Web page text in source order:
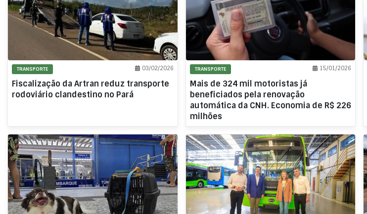
03/02/2026
TRANSPORTE
Fiscalização da Artran reduz transporte
rodoviário clandestino no Pará
15/01/2026
TRANSPORTE
Mais de 324 mil motoristas já
beneficiados pela renovação
automática da CNH. Economia de R$ 226
milhões